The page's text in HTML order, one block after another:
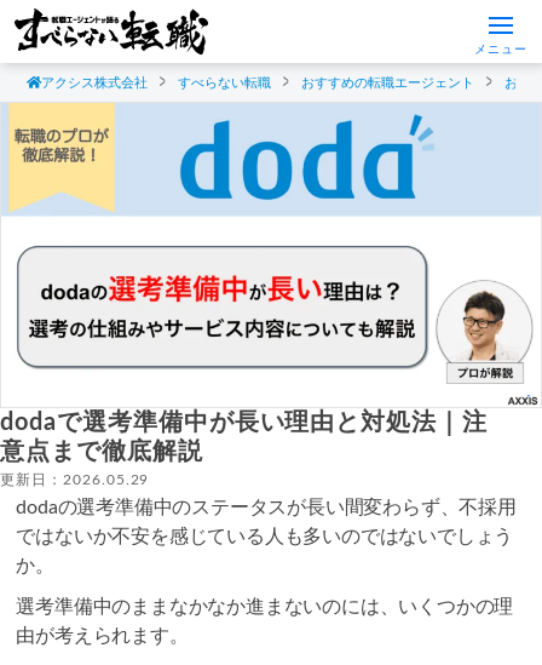
メニュー
アクシス株式会社 すべらない転職 おすすめの転職エージェント おす
dodaで選考準備中が長い理由と対処法｜注
意点まで徹底解説
更新日：2026.05.29
dodaの選考準備中のステータスが長い間変わらず、不採用
ではないか不安を感じている人も多いのではないでしょう
か。
選考準備中のままなかなか進まないのには、いくつかの理
由が考えられます。